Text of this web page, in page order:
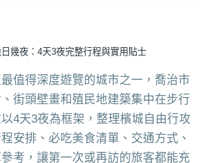
幾夜：4天3夜完整行程與實用貼士
值得深度遊覽的城市之一，喬治市
街頭壁畫和殖民地建築集中在步行
4天3夜為框架，整理檳城自由行攻
安排、必吃美食清單、交通方式、
考，讓第一次或再訪的旅客都能充